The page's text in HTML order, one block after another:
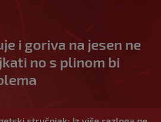
i goriva na jesen ne
no s plinom bi